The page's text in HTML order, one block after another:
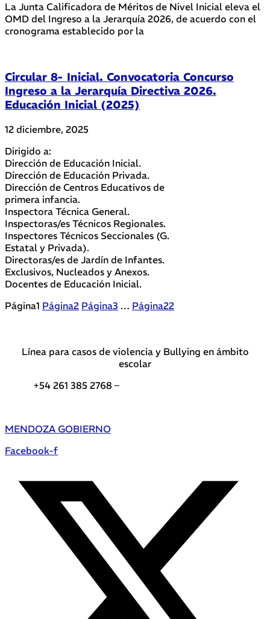
La Junta Calificadora de Méritos de Nivel Inicial eleva el
OMD del Ingreso a la Jerarquía 2026, de acuerdo con el
cronograma establecido por la
Circular 8- Inicial. Convocatoria Concurso
Ingreso a la Jerarquía Directiva 2026.
Educación Inicial (2025)
12 diciembre, 2025
Dirigido a:
Dirección de Educación Inicial.
Dirección de Educación Privada.
Dirección de Centros Educativos de
primera infancia.
Inspectora Técnica General.
Inspectoras/es Técnicos Regionales.
Inspectores Técnicos Seccionales (G.
Estatal y Privada).
Directoras/es de Jardín de Infantes.
Exclusivos, Nucleados y Anexos.
Docentes de Educación Inicial.
Página1 Página2 Página3 … Página22
Línea para casos de violencia y Bullying en ámbito
escolar
+54 261 385 2768 –
MENDOZA GOBIERNO
Facebook-f